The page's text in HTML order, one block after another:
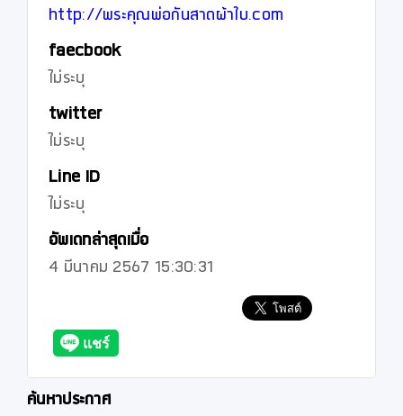
http://พระคุณพ่อกันสาดผ้าใบ.com
faecbook
ไม่ระบุ
twitter
ไม่ระบุ
Line ID
ไม่ระบุ
อัพเดทล่าสุดเมื่อ
4 มีนาคม 2567 15:30:31
ค้นหาประกาศ